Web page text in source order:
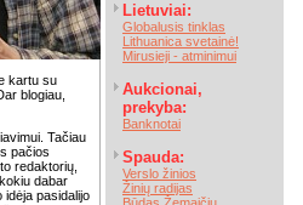
kartu su
blogiau,
Tačiau
pačios
redaktorių,
dabar
pasidalijo
Lietuviai:
Globalusis tinklas
Lithuanica svetainė!
Mirusieji - atminimui
Aukcionai,
prekyba:
Banknotai
Spauda:
Verslo žinios
Žinių radijas